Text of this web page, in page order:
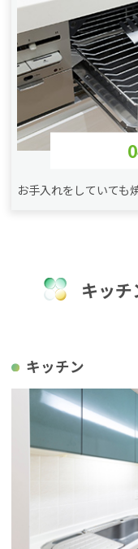
お手入れをしていても
キッ
キッチン